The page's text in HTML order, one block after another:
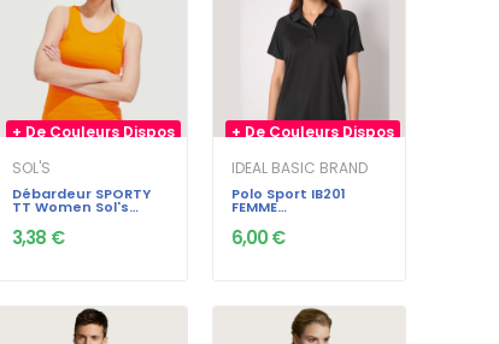
+ De Couleurs Dispos
SOL'S
Débardeur SPORTY
TT Women Sol's
3,38 €
+ De Couleurs Dispos
IDEAL BASIC BRAND
Polo Sport IB201
FEMME
130gr
6,00 €